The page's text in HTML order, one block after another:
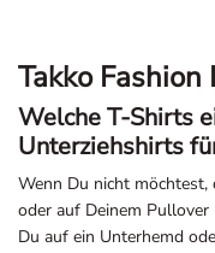
Takko Fashion
Welche T-Shirts
Unterziehshirts
Wenn Du nicht möchtest,
oder auf Deinem
Du auf ein Unterhemd